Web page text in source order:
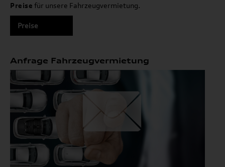
Preise für unsere Fahrzeugvermietung.
Preise
Anfrage Fahrzeugvermietung